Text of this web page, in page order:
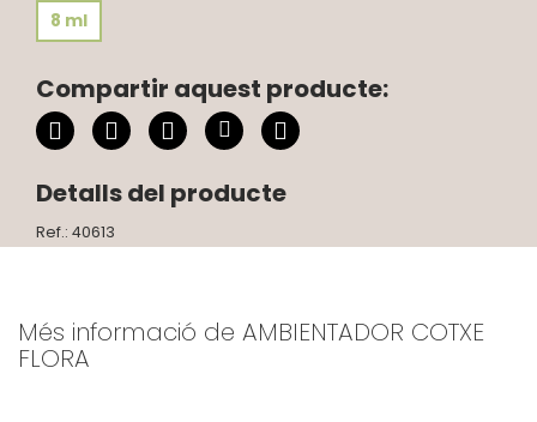
8 ml
Compartir aquest producte:
Detalls del producte
Ref.: 40613
Més informació de AMBIENTADOR COTXE
FLORA